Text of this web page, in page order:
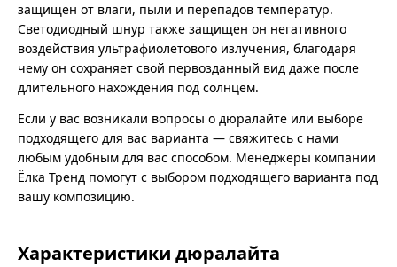
защищен от влаги, пыли и перепадов температур.
Светодиодный шнур также защищен он негативного
воздействия ультрафиолетового излучения, благодаря
чему он сохраняет свой первозданный вид даже после
длительного нахождения под солнцем.
Если у вас возникали вопросы о дюралайте или выборе
подходящего для вас варианта — свяжитесь с нами
любым удобным для вас способом. Менеджеры компании
Ёлка Тренд помогут с выбором подходящего варианта под
вашу композицию.
Характеристики дюралайта